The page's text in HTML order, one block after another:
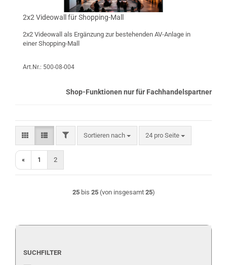
2x2 Videowall für Shopping-Mall
2x2 Videowall als Ergänzung zur bestehenden AV-Anlage in
einer Shopping-Mall
Art.Nr.: 500-08-004
Shop-Funktionen nur für Fachhandelspartner
FILTERSortieren nach
Sortieren nach 24 pro Seite
pro Seite
« 1 2
25bis 25(von insgesamt 25)
SUCHFILTER
SUCHFILTER